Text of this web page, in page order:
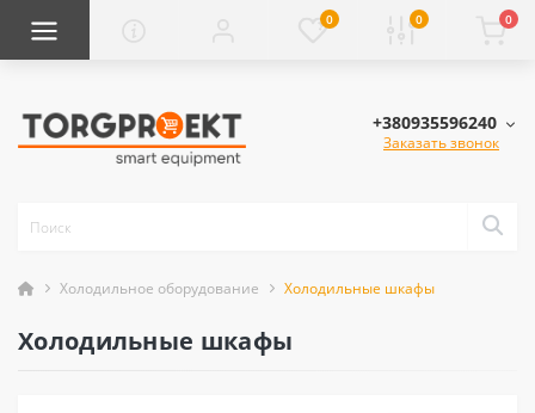
0 0 0
+380935596240
Заказать звонок
Холодильное оборудование Холодильные шкафы
Холодильные шкафы